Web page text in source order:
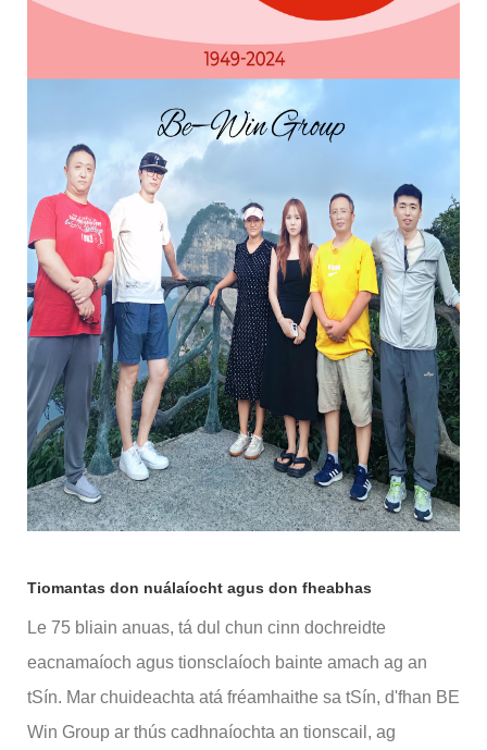
Tiomantas don nuálaíocht agus don fheabhas
Le 75 bliain anuas, tá dul chun cinn dochreidte
eacnamaíoch agus tionsclaíoch bainte amach ag an
tSín. Mar chuideachta atá fréamhaithe sa tSín, d'fhan BE
Win Group ar thús cadhnaíochta an tionscail, ag